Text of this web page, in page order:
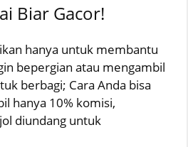
Biar Gacor!
hanya untuk membantu
bepergian atau mengambil
berbagi; Cara Anda bisa
hanya 10% komisi,
diundang untuk